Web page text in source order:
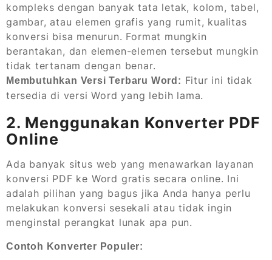
kompleks dengan banyak tata letak, kolom, tabel,
gambar, atau elemen grafis yang rumit, kualitas
konversi bisa menurun. Format mungkin
berantakan, dan elemen-elemen tersebut mungkin
tidak tertanam dengan benar.
Membutuhkan Versi Terbaru Word: Fitur ini tidak
tersedia di versi Word yang lebih lama.
2. Menggunakan Konverter PDF
Online
Ada banyak situs web yang menawarkan layanan
konversi PDF ke Word gratis secara online. Ini
adalah pilihan yang bagus jika Anda hanya perlu
melakukan konversi sesekali atau tidak ingin
menginstal perangkat lunak apa pun.
Contoh Konverter Populer: